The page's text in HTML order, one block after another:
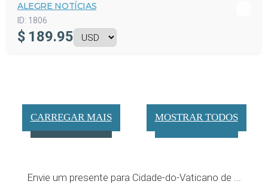
ALEGRE NOTÍCIAS
ID: 1806
$ 189.95
CARREGAR MAIS MOSTRAR TODOS
Envie um presente para Cidade-do-Vaticano de ...